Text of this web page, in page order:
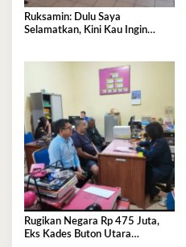
Ruksamin: Dulu Saya
Selamatkan, Kini Kau Ingin
Rugikan Negara Rp 475 Juta,
Eks Kades Buton Utara